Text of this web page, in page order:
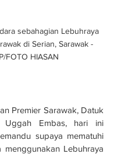
sebahagian Lebuhraya
di Serian, Sarawak -
FOTO HIASAN
Premier Sarawak, Datuk
Uggah Embas, hari ini
supaya mematuhi
menggunakan Lebuhraya